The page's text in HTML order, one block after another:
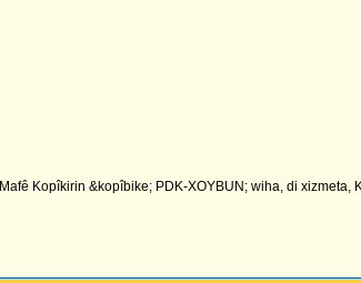
Mafê Kopîkirin &kopîbike; PDK-XOYBUN; wiha, di